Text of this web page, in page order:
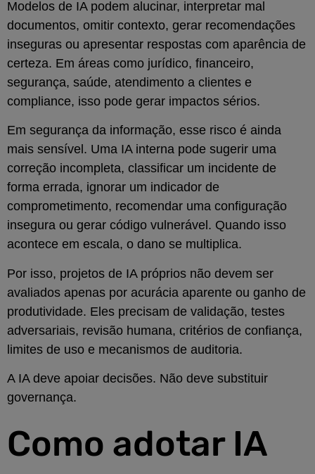
Modelos de IA podem alucinar, interpretar mal
documentos, omitir contexto, gerar recomendações
inseguras ou apresentar respostas com aparência de
certeza. Em áreas como jurídico, financeiro,
segurança, saúde, atendimento a clientes e
compliance, isso pode gerar impactos sérios.
Em segurança da informação, esse risco é ainda
mais sensível. Uma IA interna pode sugerir uma
correção incompleta, classificar um incidente de
forma errada, ignorar um indicador de
comprometimento, recomendar uma configuração
insegura ou gerar código vulnerável. Quando isso
acontece em escala, o dano se multiplica.
Por isso, projetos de IA próprios não devem ser
avaliados apenas por acurácia aparente ou ganho de
produtividade. Eles precisam de validação, testes
adversariais, revisão humana, critérios de confiança,
limites de uso e mecanismos de auditoria.
A IA deve apoiar decisões. Não deve substituir
governança.
Como adotar IA